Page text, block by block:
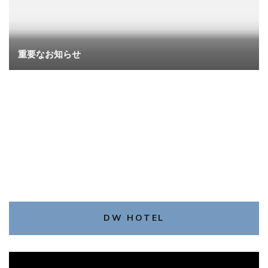
重要なお知らせ
DW HOTEL